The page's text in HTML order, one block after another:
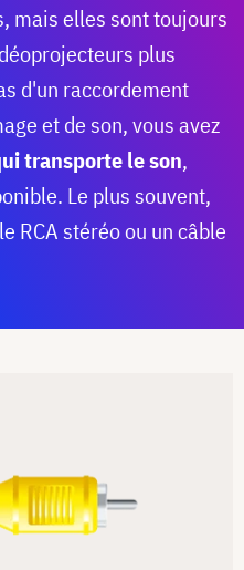
mais elles sont toujours
plus
d'un raccordement
et de son, vous avez
transporte le son,
Le plus souvent,
RCA stéréo ou un câble